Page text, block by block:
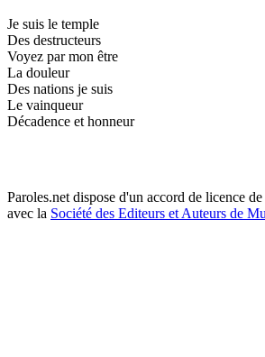
Je suis le temple
Des destructeurs
Voyez par mon être
La douleur
Des nations je suis
Le vainqueur
Décadence et honneur
Paroles.net dispose d'un accord de licence
avec la Société des Editeurs et Auteurs de